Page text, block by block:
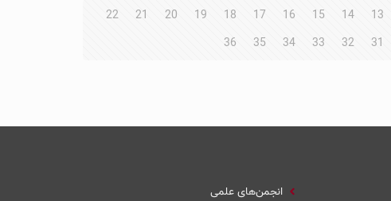
13
14
15
16
17
18
19
20
21
22
31
32
33
34
35
36
انجمن‌های علمی